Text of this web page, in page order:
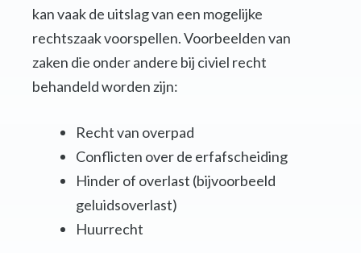
kan vaak de uitslag van een mogelijke
rechtszaak voorspellen. Voorbeelden van
zaken die onder andere bij civiel recht
behandeld worden zijn:
Recht van overpad
Conflicten over de erfafscheiding
Hinder of overlast (bijvoorbeeld
geluidsoverlast)
Huurrecht